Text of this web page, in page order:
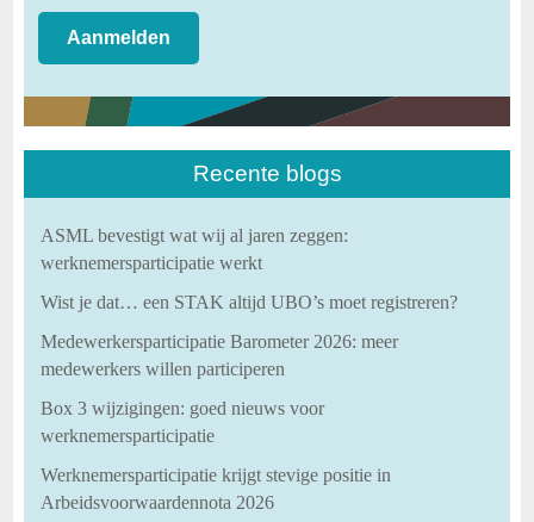
Recente blogs
ASML bevestigt wat wij al jaren zeggen:
werknemersparticipatie werkt
Wist je dat… een STAK altijd UBO’s moet registreren?
Medewerkersparticipatie Barometer 2026: meer
medewerkers willen participeren
Box 3 wijzigingen: goed nieuws voor
werknemersparticipatie
Werknemersparticipatie krijgt stevige positie in
Arbeidsvoorwaardennota 2026